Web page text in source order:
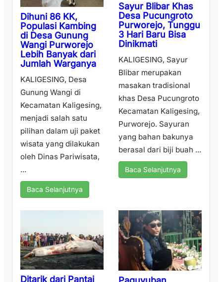
Dihuni 86 KK,
Populasi Kambing
di Desa Gunung
Wangi Purworejo
Lebih Banyak dari
Jumlah Warganya
KALIGESING, Desa
Gunung Wangi di
Kecamatan Kaligesing,
menjadi salah satu
pilihan dalam uji paket
wisata yang dilakukan
oleh Dinas Pariwisata,
...
Baca Selanjutnya
Sayur Blibar Khas
Desa Pucungroto
Purworejo, Tunggu
3 Hari Baru Bisa
Dinikmati
KALIGESING, Sayur
Blibar merupakan
masakan tradisional
khas Desa Pucungroto
Kecamatan Kaligesing,
Purworejo. Sayuran
yang bahan bakunya
berasal dari biji buah ...
Baca Selanjutnya
Ditarik dari Pantai